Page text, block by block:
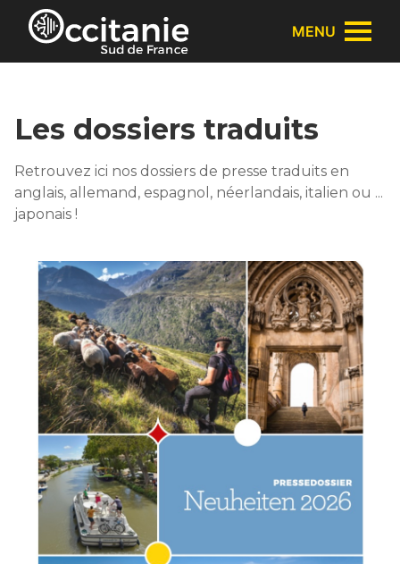
Panneau de gestion des cookies
MENU
Les dossiers traduits
Retrouvez ici nos dossiers de presse traduits en
anglais, allemand, espagnol, néerlandais, italien ou ...
japonais !